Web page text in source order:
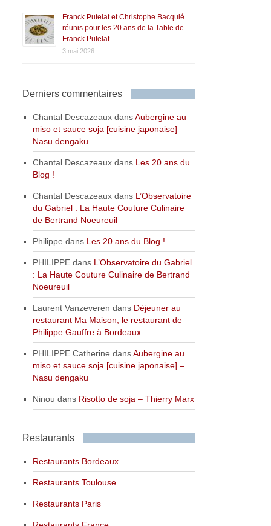
Franck Putelat et Christophe Bacquié
réunis pour les 20 ans de la Table de
Franck Putelat
3 mai 2026
Derniers commentaires
Chantal Descazeaux dansAubergine au
miso et sauce soja [cuisine japonaise] –
Nasu dengaku
Chantal Descazeaux dans Les 20 ans du
Blog !
Chantal Descazeaux dans L’Observatoire
du Gabriel : La Haute Couture Culinaire
de Bertrand Noeureuil
Philippe dans Les 20 ans du Blog !
PHILIPPE dans L’Observatoire du Gabriel
: La Haute Couture Culinaire de Bertrand
Noeureuil
Laurent Vanzeveren dans Déjeuner au
restaurant Ma Maison, le restaurant de
Philippe Gauffre à Bordeaux
PHILIPPE Catherine dansAubergine au
miso et sauce soja [cuisine japonaise] –
Nasu dengaku
Ninou dans Risotto de soja – Thierry Marx
Restaurants
Restaurants Bordeaux
Restaurants Toulouse
Restaurants Paris